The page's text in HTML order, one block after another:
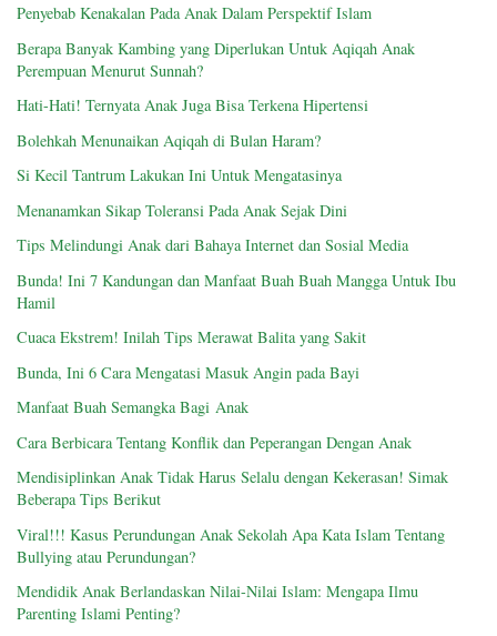
Penyebab Kenakalan Pada Anak Dalam Perspektif Islam
Berapa Banyak Kambing yang Diperlukan Untuk Aqiqah Anak
Perempuan Menurut Sunnah?
Hati-Hati! Ternyata Anak Juga Bisa Terkena Hipertensi
Bolehkah Menunaikan Aqiqah di Bulan Haram?
Si Kecil Tantrum Lakukan Ini Untuk Mengatasinya
Menanamkan Sikap Toleransi Pada Anak Sejak Dini
Tips Melindungi Anak dari Bahaya Internet dan Sosial Media
Bunda! Ini 7 Kandungan dan Manfaat Buah Buah Mangga Untuk Ibu
Hamil
Cuaca Ekstrem! Inilah Tips Merawat Balita yang Sakit
Bunda, Ini 6 Cara Mengatasi Masuk Angin pada Bayi
Manfaat Buah Semangka Bagi Anak
Cara Berbicara Tentang Konflik dan Peperangan Dengan Anak
Mendisiplinkan Anak Tidak Harus Selalu dengan Kekerasan! Simak
Beberapa Tips Berikut
Viral!!! Kasus Perundungan Anak Sekolah Apa Kata Islam Tentang
Bullying atau Perundungan?
Mendidik Anak Berlandaskan Nilai-Nilai Islam: Mengapa Ilmu
Parenting Islami Penting?